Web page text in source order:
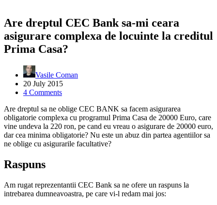
Are dreptul CEC Bank sa-mi ceara
asigurare complexa de locuinte la creditul
Prima Casa?
Vasile Coman
20 July 2015
4 Comments
Are dreptul sa ne oblige CEC BANK sa facem asigurarea
obligatorie complexa cu programul Prima Casa de 20000 Euro, care
vine undeva la 220 ron, pe cand eu vreau o asigurare de 20000 euro,
dar cea minima obligatorie? Nu este un abuz din partea agentiilor sa
ne oblige cu asigurarile facultative?
Raspuns
Am rugat reprezentantii CEC Bank sa ne ofere un raspuns la
intrebarea dumneavoastra, pe care vi-l redam mai jos: